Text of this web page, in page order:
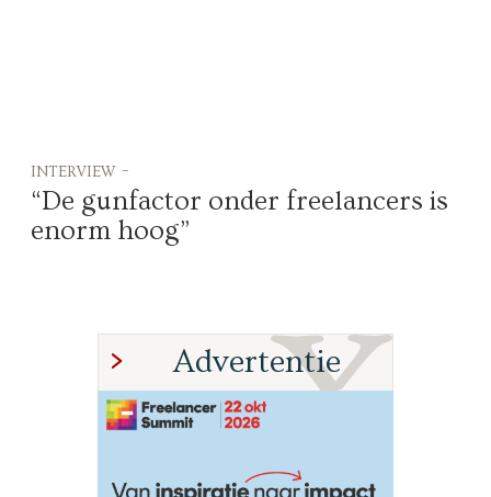
interview -
“De gunfactor onder freelancers is
enorm hoog”
Advertentie